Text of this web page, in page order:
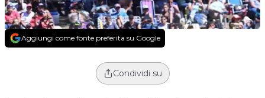
Aggiungi come fonte preferita su Google
Condividi su